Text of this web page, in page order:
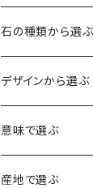
石の種類から選ぶ
水晶（クォーツ）
アイリスクォーツ（虹
ヒマラヤ水晶
ローズクォーツ（
アメジスト（紫水晶
デザインから選ぶ
龍彫刻（水晶）
龍彫刻（オニキス）
意味で選ぶ
魔除け・厄除け
産地で選ぶ